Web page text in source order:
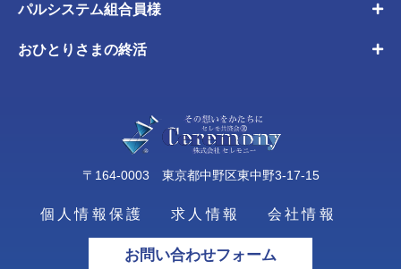
パルシステム組合員様
おひとりさまの終活
〒164-0003 東京都中野区東中野3-17-15
個人情報保護 求人情報 会社情報
お問い合わせフォーム